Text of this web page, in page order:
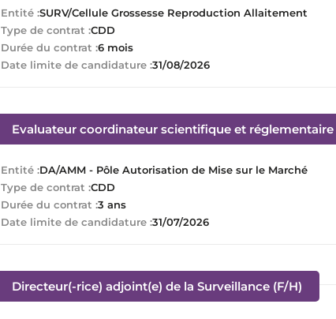
Entité :SURV/Cellule Grossesse Reproduction Allaitement
Type de contrat :CDD
Durée du contrat :6 mois
Date limite de candidature :31/08/2026
Evaluateur coordinateur scientifique et réglementaire
Entité :DA/AMM - Pôle Autorisation de Mise sur le Marché
Type de contrat :CDD
Durée du contrat :3 ans
Date limite de candidature :31/07/2026
Directeur(-rice) adjoint(e) de la Surveillance (F/H)